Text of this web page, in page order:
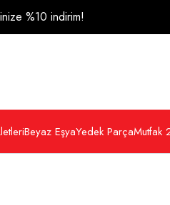
%10 indirim!
Beyaz EşyaYedek ParçaMutfak